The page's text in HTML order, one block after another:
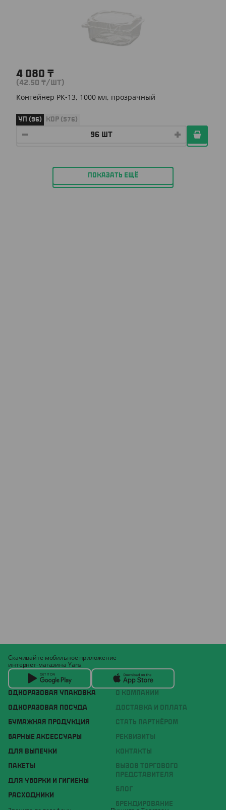
4 080 ₸
(42.50 ₸/ШТ)
Контейнер РК-13, 1000 мл, прозрачный
УП (96) КОР (576)
ПОКАЗАТЬ ЕЩЁ
ОДНОРАЗОВАЯ УПАКОВКА
ОДНОРАЗОВАЯ ПОСУДА
БУМАЖНАЯ ПРОДУКЦИЯ
БАРНЫЕ АКСЕССУАРЫ
ДЛЯ ВЫПЕЧКИ
ПАКЕТЫ
ДЛЯ УБОРКИ И ГИГИЕНЫ
РАСХОДНИКИ
О КОМПАНИИ
ДОСТАВКА И ОПЛАТА
СТАТЬ ПАРТНЁРОМ
РЕКВИЗИТЫ
КОНТАКТЫ
ВЫЗОВ ТОРГОВОГО
ПРЕДСТАВИТЕЛЯ
БЛОГ
БРЕНДИРОВАНИЕ
Скачивайте мобильное приложение
интернет-магазина Yans